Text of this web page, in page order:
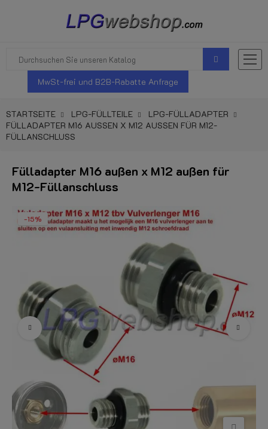
MwSt-frei und B2B-Rabatte Anfrage
STARTSEITE LPG-FÜLLTEILE
LPG-FÜLLADAPTER
FÜLLADAPTER M16 AUSSEN X M12 AUSSEN FÜR M12-FÜ
LLANSCHLUSS
Fülladapter M16 außen x M12 außen für
M12-Füllanschluss
-15%